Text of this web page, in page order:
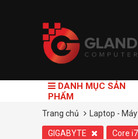
DANH MỤC SẢN
PHẨM
Trang chủ Laptop -
GIGABYTE Core i7